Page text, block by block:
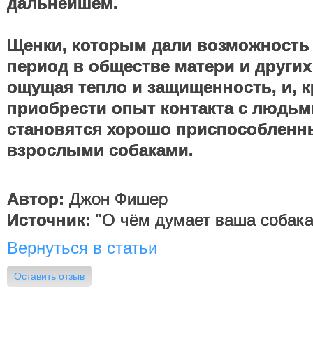
Щенки, которым дали
период в обществе матери и
ощущая тепло и защищенность, и,
приобрести опыт контакта с
становятся хорошо
взрослыми собаками.
Автор: Джон Фишер
Источник: "О чём думает ваша
Вернуться в статьи
Оставить отзыв